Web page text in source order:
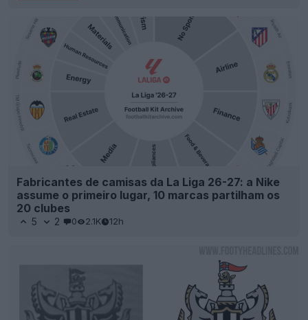
Fabricantes de camisas da La Liga 26-27: a Nike
assume o primeiro lugar, 10 marcas partilham os
20 clubes
5 2 0 2.1K 12h